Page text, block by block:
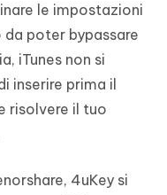
le impostazioni
poter bypassare
iTunes non si
inserire prima il
risolvere il tuo
4uKey si